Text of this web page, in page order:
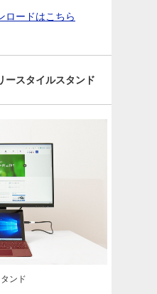
ロードはこちら
ースタイルスタンド
ンド